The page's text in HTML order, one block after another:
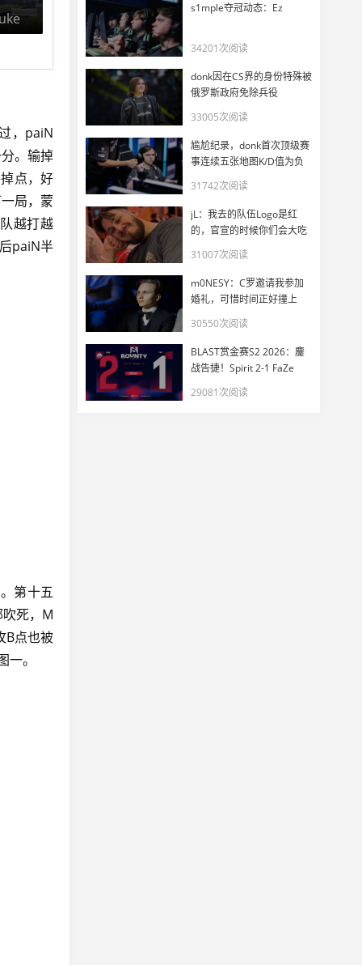
，paiN
。输掉
点，好
局，蒙
越打越
paiN半
第十五
死，M
B点也被
。
s1mple夺冠动态：Ez
34201次阅读
donk因在CS界的身份特殊被
俄罗斯政府免除兵役
33005次阅读
尴尬纪录，donk首次顶级赛
事连续五张地图K/D值为负
31742次阅读
jL：我去的队伍Logo是红
的，官宣的时候你们会大吃
31007次阅读
m0NESY：C罗邀请我参加
婚礼，可惜时间正好撞上
30550次阅读
BLAST赏金赛S2 2026：鏖
战告捷！Spirit 2-1 FaZe
29081次阅读